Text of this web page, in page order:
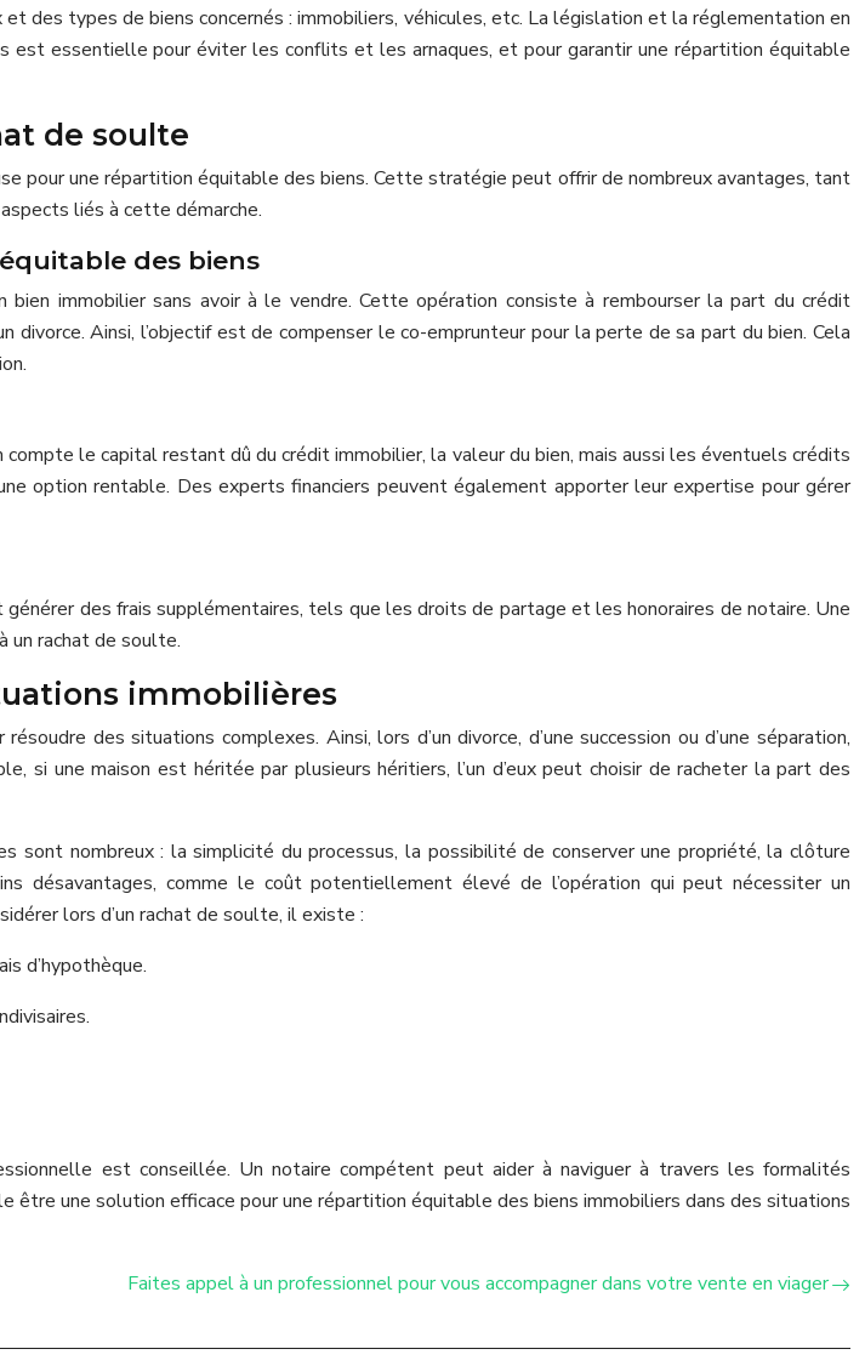
des types de biens concernés : immobiliers, véhicules, etc. La législation et la réglementation en
essentielle pour éviter les conflits et les arnaques, et pour garantir une répartition équitable
de soulte
pour une répartition équitable des biens. Cette stratégie peut offrir de nombreux avantages, tant
liés à cette démarche.
des biens
immobilier sans avoir à le vendre. Cette opération consiste à rembourser la part du crédit
divorce. Ainsi, l’objectif est de compenser le co-emprunteur pour la perte de sa part du bien. Cela
le capital restant dû du crédit immobilier, la valeur du bien, mais aussi les éventuels crédits
option rentable. Des experts financiers peuvent également apporter leur expertise pour gérer
des frais supplémentaires, tels que les droits de partage et les honoraires de notaire. Une
un rachat de soulte.
immobilières
des situations complexes. Ainsi, lors d’un divorce, d’une succession ou d’une séparation,
si une maison est héritée par plusieurs héritiers, l’un d’eux peut choisir de racheter la part des
sont nombreux : la simplicité du processus, la possibilité de conserver une propriété, la clôture
désavantages, comme le coût potentiellement élevé de l’opération qui peut nécessiter un
lors d’un rachat de soulte, il existe :
d’hypothèque.
est conseillée. Un notaire compétent peut aider à naviguer à travers les formalités
une solution efficace pour une répartition équitable des biens immobiliers dans des situations
Faites appel à un professionnel pour vous accompagner dans votre vente en viager